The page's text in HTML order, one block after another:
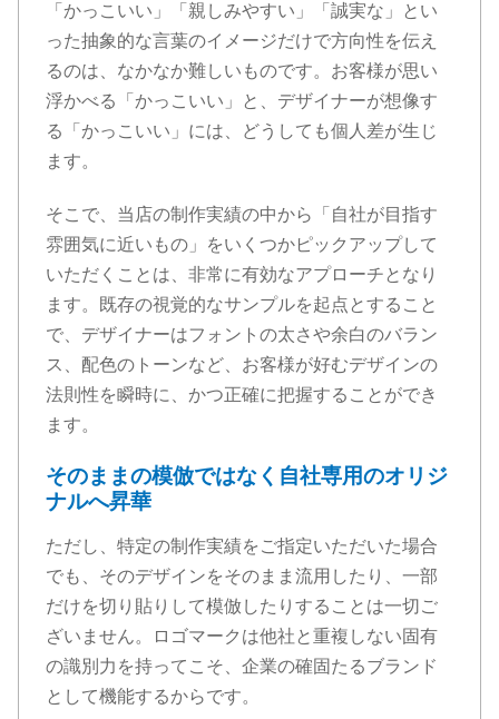
「かっこいい」「親しみやすい」「誠実な」とい
った抽象的な言葉のイメージだけで方向性を伝え
るのは、なかなか難しいものです。お客様が思い
浮かべる「かっこいい」と、デザイナーが想像す
る「かっこいい」には、どうしても個人差が生じ
ます。
そこで、当店の制作実績の中から「自社が目指す
雰囲気に近いもの」をいくつかピックアップして
いただくことは、非常に有効なアプローチとなり
ます。既存の視覚的なサンプルを起点とすること
で、デザイナーはフォントの太さや余白のバラン
ス、配色のトーンなど、お客様が好むデザインの
法則性を瞬時に、かつ正確に把握することができ
ます。
そのままの模倣ではなく自社専用のオリジ
ナルへ昇華
ただし、特定の制作実績をご指定いただいた場合
でも、そのデザインをそのまま流用したり、一部
だけを切り貼りして模倣したりすることは一切ご
ざいません。ロゴマークは他社と重複しない固有
の識別力を持ってこそ、企業の確固たるブランド
として機能するからです。